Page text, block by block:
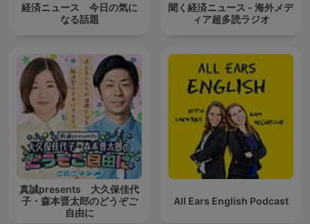
経済ニュース 今日の気に
なる話題
聞く経済ニュース - 海外メデ
ィア超多読ラジオ
真誠presents 大久保佳代
子・森本晋太郎のどうぞご
自由に
All Ears English Podcast